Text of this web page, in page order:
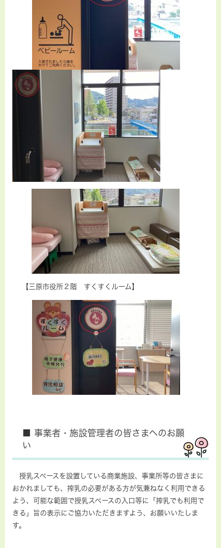
【三原市役所２階 すくすくルーム】
■ 事業者・施設管理者の皆さまへのお願
い
授乳スペースを設置している商業施設、事業所等の皆さまに
おかれましても、搾乳の必要がある方が気兼ねなく利用できる
よう、可能な範囲で授乳スペースの入口等に「搾乳でも利用で
きる」旨の表示にご協力いただきますよう、お願いいたしま
す。​